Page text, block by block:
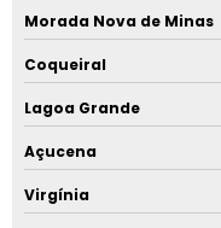
Morada Nova de Minas
Coqueiral
Lagoa Grande
Açucena
Virgínia